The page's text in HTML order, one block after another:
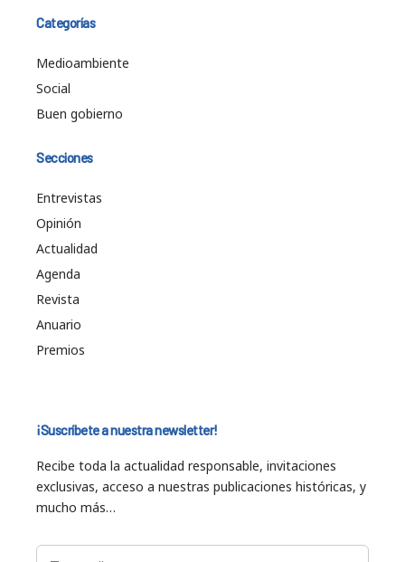
Categorías
Medioambiente
Social
Buen gobierno
Secciones
Entrevistas
Opinión
Actualidad
Agenda
Revista
Anuario
Premios
¡Suscríbete a nuestra newsletter!
Recibe toda la actualidad responsable, invitaciones
exclusivas, acceso a nuestras publicaciones históricas, y
mucho más…